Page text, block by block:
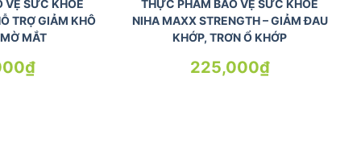
VỆ SỨC KHỎE
TRỢ GIẢM KHÔ
₫
THỰC PHẨM BẢO VỆ SỨC KHỎE
NIHA MAXX STRENGTH – GIẢM ĐAU
225,000 ₫